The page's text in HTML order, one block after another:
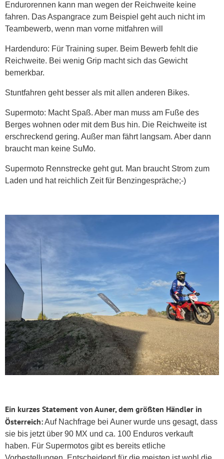
Endurorennen kann man wegen der Reichweite keine
fahren. Das Aspangrace zum Beispiel geht auch nicht im
Teambewerb, wenn man vorne mitfahren will
Hardenduro: Für Training super. Beim Bewerb fehlt die
Reichweite. Bei wenig Grip macht sich das Gewicht
bemerkbar.
Stuntfahren geht besser als mit allen anderen Bikes.
Supermoto: Macht Spaß. Aber man muss am Fuße des
Berges wohnen oder mit dem Bus hin. Die Reichweite ist
erschreckend gering. Außer man fährt langsam. Aber dann
braucht man keine SuMo.
Supermoto Rennstrecke geht gut. Man braucht Strom zum
Laden und hat reichlich Zeit für Benzingespräche;-)
Ein kurzes Statement von Auner, dem größten Händler in
Österreich:Auf Nachfrage bei Auner wurde uns gesagt, dass
sie bis jetzt über 90 MX und ca. 100 Enduros verkauft
haben. Für Supermotos gibt es bereits etliche